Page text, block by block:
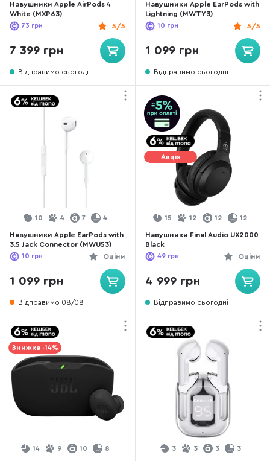
Навушники Apple AirPods 4
White (MXP63)
5/5
73 грн
7 399 грн
Відправимо сьогодні
Навушники Apple EarPods with
Lightning (MWTY3)
5/5
10 грн
1 099 грн
Відправимо сьогодні
10 4 7 4
Навушники Apple EarPods with
3.5 Jack Connector (MWU53)
Оціни
10 грн
1 099 грн
Відправимо 08/08
Акція
15 12 12 12
Навушники Final Audio UX2000
Black
Оціни
49 грн
4 999 грн
Відправимо сьогодні
Знижка -14%
14 9 10 8 3 3 3 3